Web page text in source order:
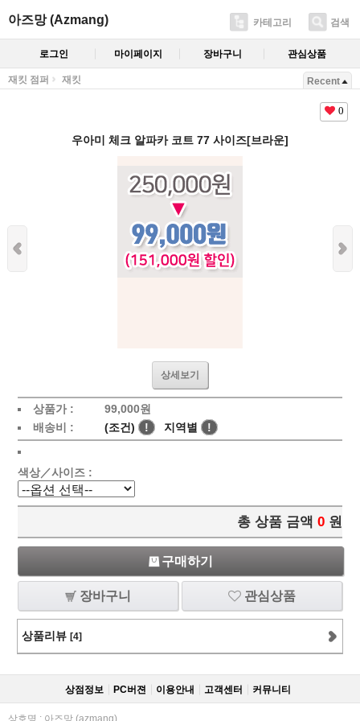
아즈망 (Azmang) 카테고리 검색
로그인 마이페이지 장바구니 관심상품
재킷 점퍼 재킷 Recent
0
우아미 체크 알파카 코트 77 사이즈[브라운]
상세보기
상품가 : 99,000원
배송비 :
(조건) ! 지역별 !
색상／사이즈 :
총 상품 금액 0 원
구매하기
장바구니 관심상품
상품리뷰 [4]
상점정보 PC버젼 이용안내 고객센터 커뮤니티
상호명 : 아즈망 (azmang)